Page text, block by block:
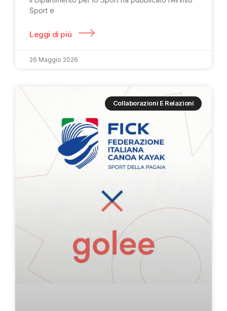
Sport e
Leggi di più
26 Maggio 2026
Collaborazioni E Relazioni